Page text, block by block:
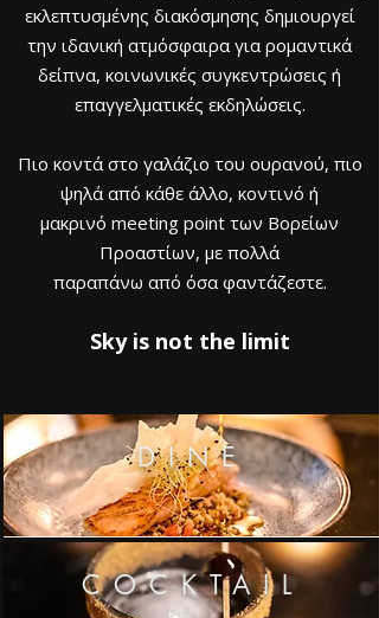
εκλεπτυσμένης διακόσμησης δημιουργεί
την ιδανική ατμόσφαιρα για ρομαντικά
δείπνα, κοινωνικές συγκεντρώσεις ή
επαγγελματικές εκδηλώσεις.
Πιο κοντά στο γαλάζιο του ουρανού, πιο
ψηλά από κάθε άλλο, κοντινό ή
μακρινό meeting point των Βορείων
Προαστίων, με πολλά
παραπάνω από όσα φαντάζεστε.
Sky is not the limit
DINE
COCKTAIL